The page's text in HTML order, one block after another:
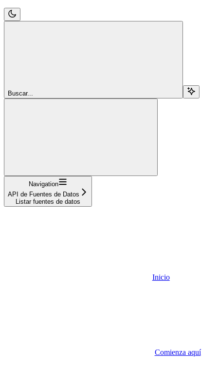
Buscar...
Navigation
API de Fuentes de Datos
Listar fuentes de datos
Inicio
Comienza aquí